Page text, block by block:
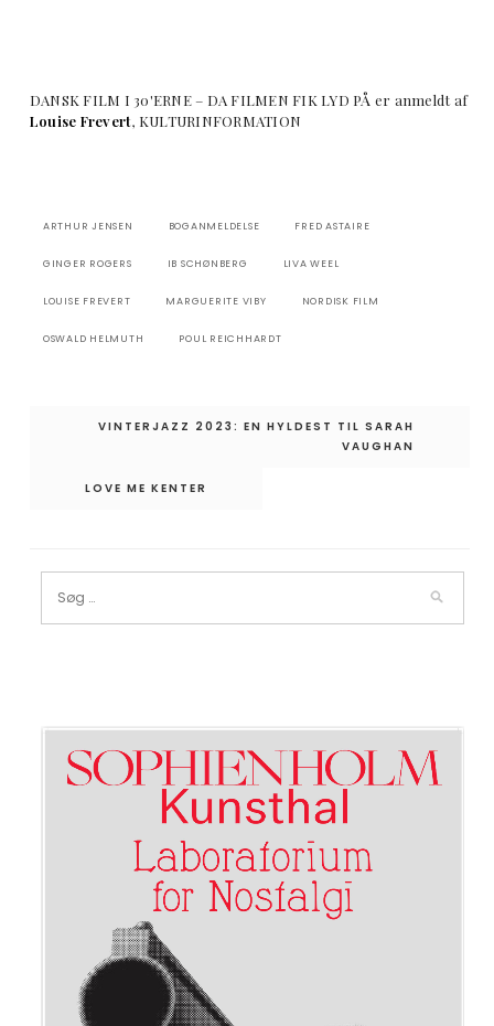
DANSK FILM I 30'ERNE – DA FILMEN FIK LYD PÅ er anmeldt af
Louise Frevert, KULTURINFORMATION
ARTHUR JENSEN BOGANMELDELSE FRED ASTAIRE
GINGER ROGERS IB SCHØNBERG LIVA WEEL
LOUISE FREVERT MARGUERITE VIBY NORDISK FILM
OSWALD HELMUTH POUL REICHHARDT
Indlægsnavigation
VINTERJAZZ 2023: EN HYLDEST TIL SARAH
VAUGHAN
LOVE ME KENTER